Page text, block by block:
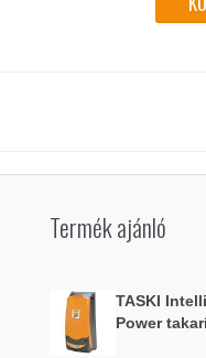
Termék ajánló
TASKI
Power